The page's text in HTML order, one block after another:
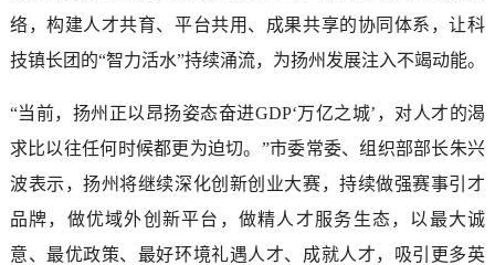
络，构建人才共育、平台共用、成果共享的协同体系，让科
技镇长团的“智力活水”持续涌流，为扬州发展注入不竭动能。
“当前，扬州正以昂扬姿态奋进GDP‘万亿之城’，对人才的渴
求比以往任何时候都更为迫切。”市委常委、组织部部长朱兴
波表示，扬州将继续深化创新创业大赛，持续做强赛事引才
品牌，做优域外创新平台，做精人才服务生态，以最大诚
意、最优政策、最好环境礼遇人才、成就人才，吸引更多英